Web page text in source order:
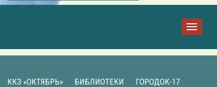
ККЗ «ОКТЯБРЬ» БИБЛИОТЕКИ ГОРОДОК-17